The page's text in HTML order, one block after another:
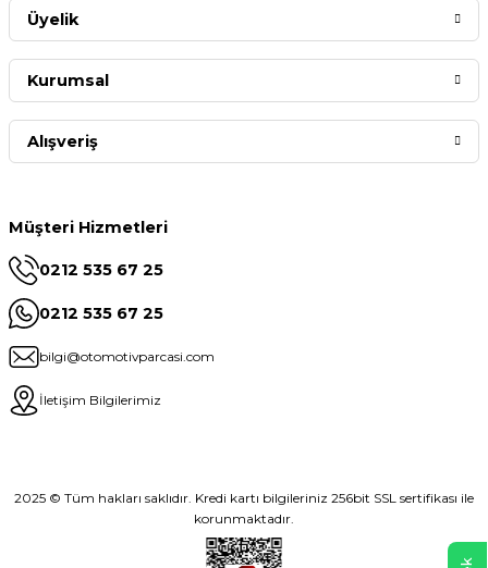
Müşteri Hizmetleri
0212 535 67 25
0212 535 67 25
bilgi@otomotivparcasi.com
İletişim Bilgilerimiz
Üyelik
Kurumsal
Alışveriş
2025 © Tüm hakları saklıdır. Kredi kartı bilgileriniz 256bit SSL sertifikası ile
korunmaktadır.